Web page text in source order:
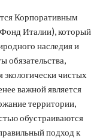
Корпоративным
Италии), который
наследия и
обязательства,
чистых
важной является
территории,
обустраиваются
подход к